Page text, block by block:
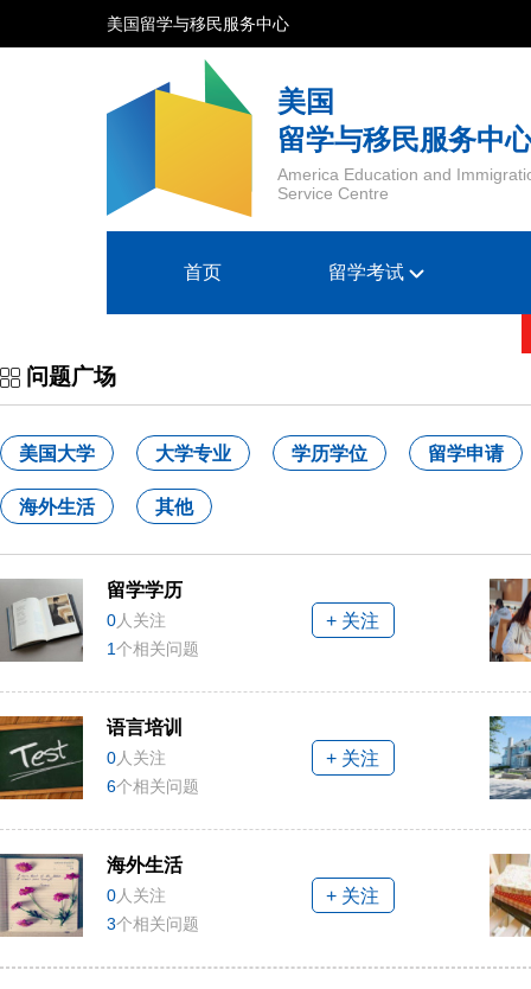
美国留学与移民服务中心
美国
留学与移民服务中
America Education and
Service Centre
首页 留学考试
问题广场
美国大学 大学专业 学历学位 留学申请
海外生活 其他
+ 关注
留学学历
0人关注
1个相关问题
+ 关注
语言培训
0人关注
6个相关问题
+ 关注
海外生活
0人关注
3个相关问题